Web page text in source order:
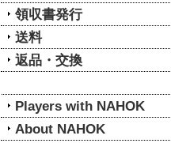
領収書発行
送料
返品・交換
Players with NAHOK
About NAHOK